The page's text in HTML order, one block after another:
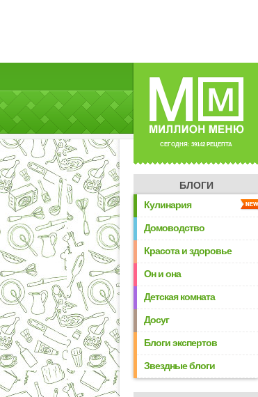
СЕГОДНЯ: 39142 РЕЦЕПТА
БЛОГИ
Кулинария
Домоводство
Красота и здоровье
Он и она
Детская комната
Досуг
Блоги экспертов
Звездные блоги